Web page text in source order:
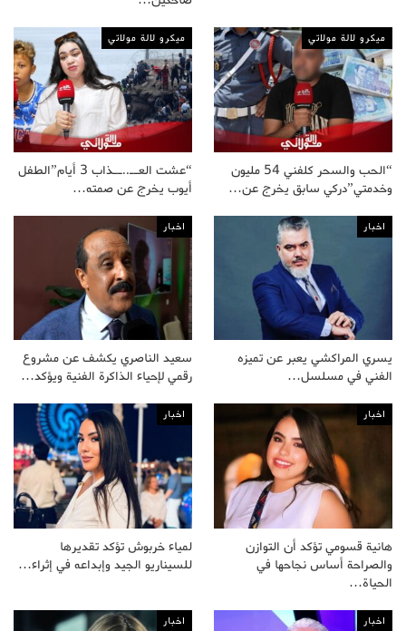
ميكرو لالة مولاتي
“الحب والسحر كلفني 54 مليون
وخدمتي”دركي سابق يخرج عن…
ميكرو لالة مولاتي
“عشت العــ..ــذاب 3 أيام”الطفل
أيوب يخرج عن صمته…
اخبار
يسري المراكشي يعبر عن تميزه
الفني في مسلسل…
اخبار
سعيد الناصري يكشف عن مشروع
رقمي لإحياء الذاكرة الفنية ويؤكد…
اخبار
هانية قسومي تؤكد أن التوازن
والصراحة أساس نجاحها في
الحياة…
اخبار
لمياء خربوش تؤكد تقديرها
للسيناريو الجيد وإبداعه في إثراء…
اخبار اخبار